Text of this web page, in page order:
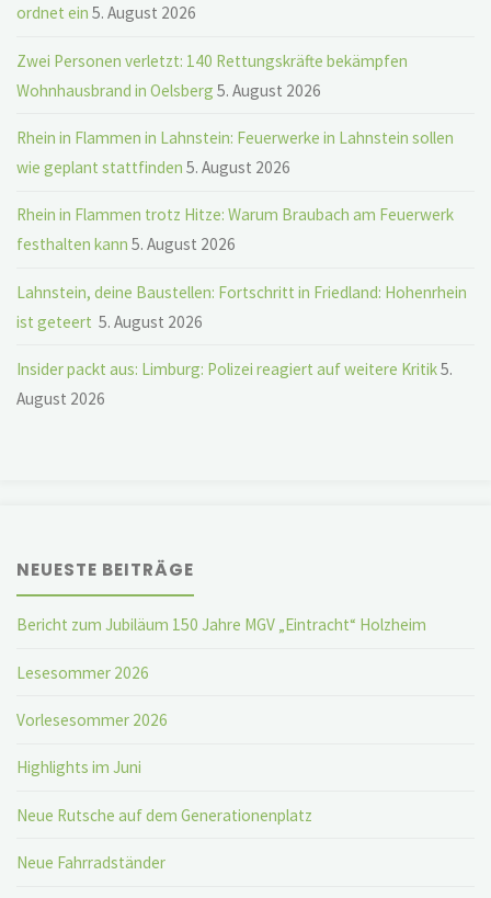
ordnet ein 5. August 2026
Zwei Personen verletzt: 140 Rettungskräfte bekämpfen
Wohnhausbrand in Oelsberg 5. August 2026
Rhein in Flammen in Lahnstein: Feuerwerke in Lahnstein sollen
wie geplant stattfinden 5. August 2026
Rhein in Flammen trotz Hitze: Warum Braubach am Feuerwerk
festhalten kann 5. August 2026
Lahnstein, deine Baustellen: Fortschritt in Friedland: Hohenrhein
ist geteert 5. August 2026
Insider packt aus: Limburg: Polizei reagiert auf weitere Kritik5.
August 2026
NEUESTE BEITRÄGE
Bericht zum Jubiläum 150 Jahre MGV „Eintracht“ Holzheim
Lesesommer 2026
Vorlesesommer 2026
Highlights im Juni
Neue Rutsche auf dem Generationenplatz
Neue Fahrradständer